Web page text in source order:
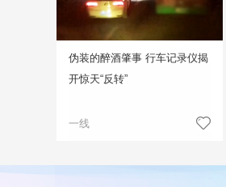
伪装的醉酒肇事 行车记录仪揭
开惊天“反转”
一线